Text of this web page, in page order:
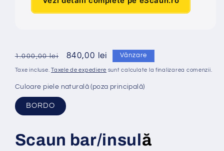
Preț
obișnuit
1.000,00 lei
Preț
redus
840,00 lei Vânzare
Taxe incluse.Taxele de expediere sunt calculate la finalizarea comenzii.
Culoare piele naturală (poza principală)
BORDO
Scaun bar/insulă